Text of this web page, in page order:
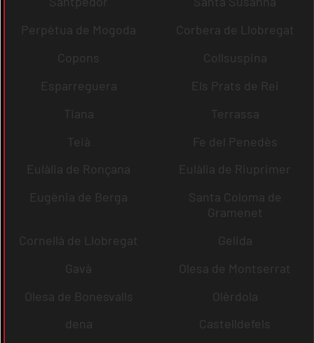
Perpètua de Mogoda
Corbera de Llobregat
Copons
Collsuspina
Esparreguera
Els Prats de Rei
Tiana
Terrassa
Teià
Fe del Penedès
Eulàlia de Ronçana
Eulàlia de Riuprimer
Eugènia de Berga
Santa Coloma de
Gramenet
Cornellà de Llobregat
Gelida
Gavà
Olesa de Montserrat
Olesa de Bonesvalls
Olèrdola
dena
Castelldefels